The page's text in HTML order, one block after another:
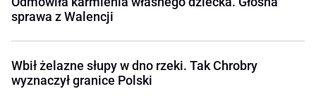
sprawa z Walencji
Wbił żelazne słupy w dno rzeki. Tak Chrobry
wyznaczył granice Polski